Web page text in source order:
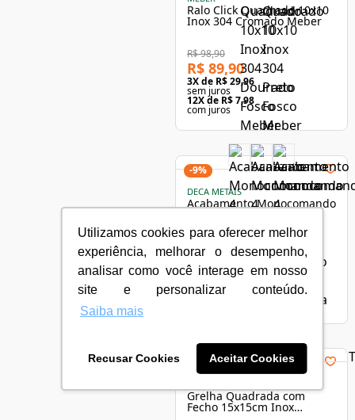
Utilizamos cookies para oferecer melhor
experiência, melhorar o desempenho,
analisar como você interage em nosso
site e personalizar conteúdo.
Saiba mais
Recusar Cookies Aceitar Cookies
Ralo Click Quadrado 10x10
Inox 304 Cromado Meber
R$ 98,90
R$ 89,90
3X de R$ 29,96
sem juros
12X de R$ 7,98
com juros
DECA METAIS
Acabamento Monocomando
Banheira Deca Level
4994.C26 Cromado
R$ 1.042,90
R$ 949,90
3 X deR$ 316,63
sem juros
12X deR$ 84,39
-9%
Grelha Quadrada com
Fecho 15x15cm Inox